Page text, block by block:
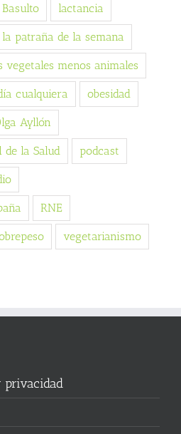
Basulto lactancia
la patraña de la semana
vegetales menos animales
cualquiera obesidad
Ayllón
de la Salud podcast
RNE
vegetarianismo
privacidad